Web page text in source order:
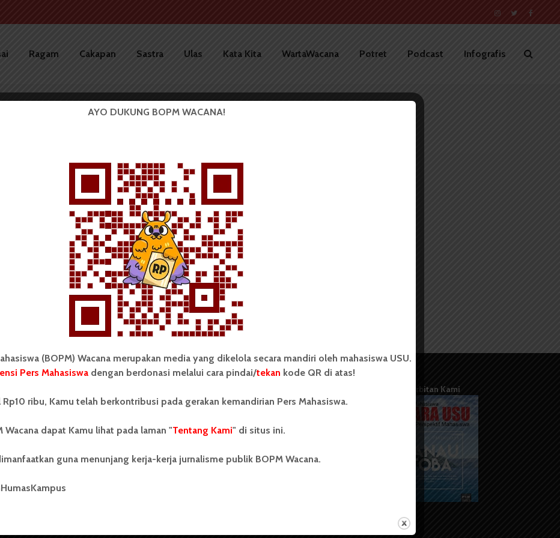
Ragam Cakapan Sastra Ulas Kata Kita WartaWacana Potret Podcast Infografis
merupakan pers mahasiswa
mandiri oleh mahasiswa
Sumatera Utara (USU).
satu Unit Kegiatan Mahasiswa
nama Pers Mahasiswa SUARA
yang berdiri pada 1 Juli 1995.
Info Iklan
Pedoman Media Siber
Terbitan Kami
AYO DUKUNG BOPM WACANA!
(BOPM) Wacana merupakan media yang dikelola secara mandiri oleh mahasiswa USU.
Pers Mahasiswadengan berdonasi melalui cara pindai/tekan kode QR di atas!
ribu, Kamu telah berkontribusi pada gerakan kemandirian Pers Mahasiswa.
dapat Kamu lihat pada laman "Tentang Kami" di situs ini.
guna menunjang kerja-kerja jurnalisme publik BOPM Wacana.